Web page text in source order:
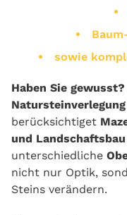
sowie
Haben Sie gewusst?
berücksichtiget
und Landschaftsbau
unterschiedliche
nicht nur Optik,
Steins verändern.